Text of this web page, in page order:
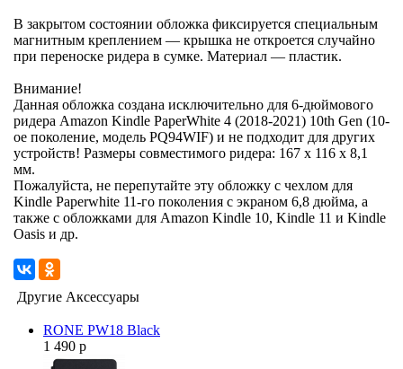
В закрытом состоянии обложка фиксируется специальным
магнитным креплением — крышка не откроется случайно
при переноске ридера в сумке. Материал — пластик.
Внимание!
Данная обложка создана исключительно для 6-дюймового
ридера Amazon Kindle PaperWhite 4 (2018-2021) 10th Gen (10-
ое поколение, модель PQ94WIF) и не подходит для других
устройств! Размеры совместимого ридера: 167 x 116 x 8,1
мм.
Пожалуйста, не перепутайте эту обложку с чехлом для
Kindle Paperwhite 11-го поколения с экраном 6,8 дюйма, а
также с обложками для Amazon Kindle 10, Kindle 11 и Kindle
Oasis и др.
Другие Аксессуары
RONE PW18 Black
1 490 р